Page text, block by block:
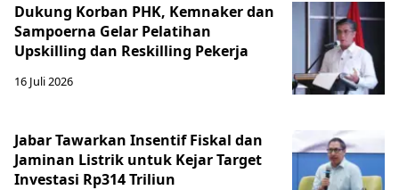
Dukung Korban PHK, Kemnaker dan
Sampoerna Gelar Pelatihan
Upskilling dan Reskilling Pekerja
16 Juli 2026
Jabar Tawarkan Insentif Fiskal dan
Jaminan Listrik untuk Kejar Target
Investasi Rp314 Triliun